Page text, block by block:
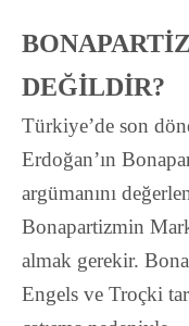
DEĞİLDİR?
Türkiye’de son
Erdoğan’ın
argümanını
Bonapartizmin
almak gerekir.
Engels ve Troçki